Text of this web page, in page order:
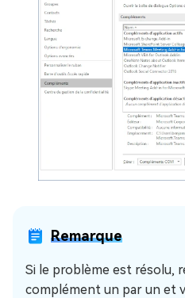
Remarque
Si le problème est résolu,
complément un par un et